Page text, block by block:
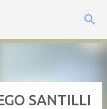
SANTILLI